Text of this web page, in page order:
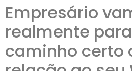
Empresário
realmente
caminho certo